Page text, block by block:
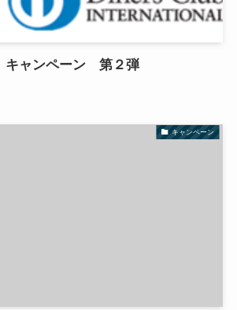
ャンペーン 第２弾
キャンペーン